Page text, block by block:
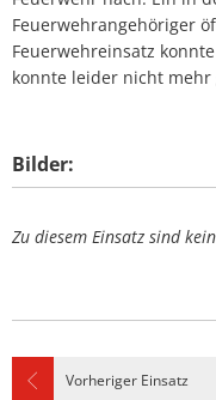
Feuerwehrangehöriger
Feuerwehreinsatz
konnte leider nicht
Bilder:
Zu diesem Einsatz sind
Vorheriger Einsatz